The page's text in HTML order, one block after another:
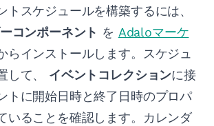
トスケジュールを構築するには、
コンポーネント を Adaloマーケ
らインストールします。スケジュ
して、 イベントコレクションに接
トに開始日時と終了日時のプロパ
いることを確認します。カレンダ